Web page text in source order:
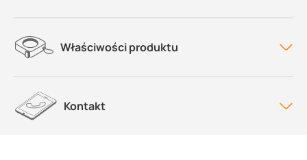
Właściwości produktu
Kontakt